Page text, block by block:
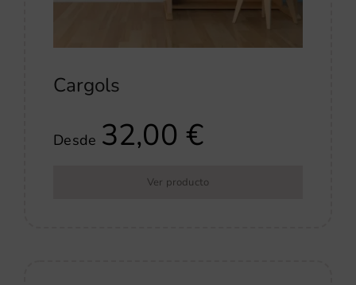
Cargols
Desde 32,00€
Ver producto